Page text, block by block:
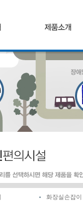
화장실손잡이